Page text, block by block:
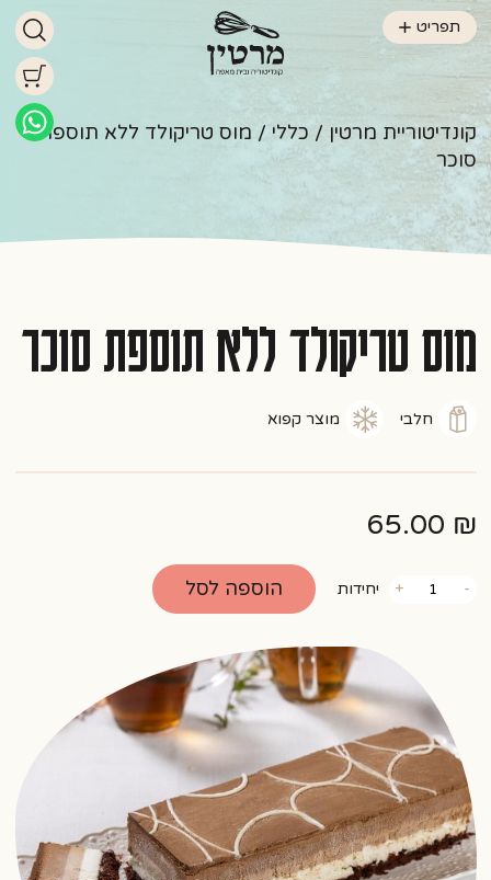
תפריט
קונדיטוריית מרטין / כללי / מוס טריקולד ללא תוספת
סוכר
מוס טריקולד ללא תוספת סוכר
חלבי מוצר קפוא
65.00 ₪
-של
+ יחידות הוספה לסל